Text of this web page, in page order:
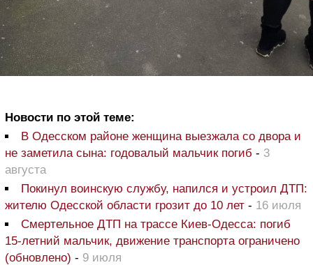
Новости по этой теме:
В Одесском районе женщина выезжала со двора и
не заметила сына: годовалый мальчик погиб - 3
августа
Покинул воинскую службу, напился и устроил ДТП:
жителю Одесской области грозит до 10 лет - 16 июля
Смертельное ДТП на трассе Киев-Одесса: погиб
15-летний мальчик, движение транспорта ограничено
(обновлено) - 9 июля